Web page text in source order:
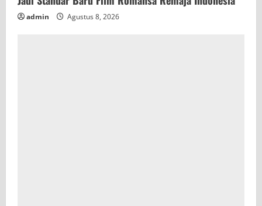
admin Agustus 8, 2026